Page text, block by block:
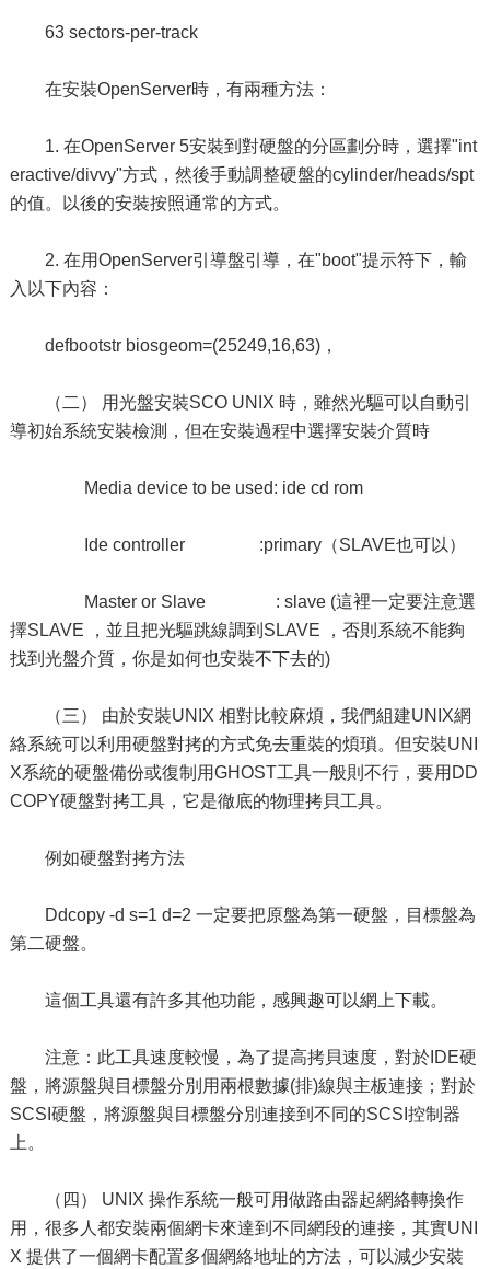
63 sectors-per-track
在安裝OpenServer時，有兩種方法：
1. 在OpenServer 5安裝到對硬盤的分區劃分時，選擇"int
eractive/divvy"方式，然後手動調整硬盤的cylinder/heads/spt
的值。以後的安裝按照通常的方式。
2. 在用OpenServer引導盤引導，在"boot"提示符下，輸
入以下內容：
defbootstr biosgeom=(25249,16,63)，
（二） 用光盤安裝SCO UNIX 時，雖然光驅可以自動引
導初始系統安裝檢測，但在安裝過程中選擇安裝介質時
Media device to be used: ide cd rom
Ide controller :primary（SLAVE也可以）
Master or Slave : slave (這裡一定要注意選
擇SLAVE ，並且把光驅跳線調到SLAVE ，否則系統不能夠
找到光盤介質，你是如何也安裝不下去的)
（三） 由於安裝UNIX 相對比較麻煩，我們組建UNIX網
絡系統可以利用硬盤對拷的方式免去重裝的煩瑣。但安裝UNI
X系統的硬盤備份或復制用GHOST工具一般則不行，要用DD
COPY硬盤對拷工具，它是徹底的物理拷貝工具。
例如硬盤對拷方法
Ddcopy -d s=1 d=2 一定要把原盤為第一硬盤，目標盤為
第二硬盤。
這個工具還有許多其他功能，感興趣可以網上下載。
注意：此工具速度較慢，為了提高拷貝速度，對於IDE硬
盤，將源盤與目標盤分別用兩根數據(排)線與主板連接；對於
SCSI硬盤，將源盤與目標盤分別連接到不同的SCSI控制器
上。
（四） UNIX 操作系統一般可用做路由器起網絡轉換作
用，很多人都安裝兩個網卡來達到不同網段的連接，其實UNI
X 提供了一個網卡配置多個網絡地址的方法，可以減少安裝